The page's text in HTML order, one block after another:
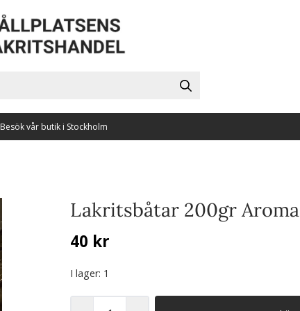
Besök vår butik i Stockholm
Lakritsbåtar 200gr Aroma
40 kr
I lager: 1